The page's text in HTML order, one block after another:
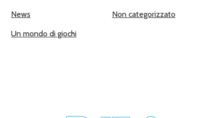
News Non categorizzato
Un mondo di giochi